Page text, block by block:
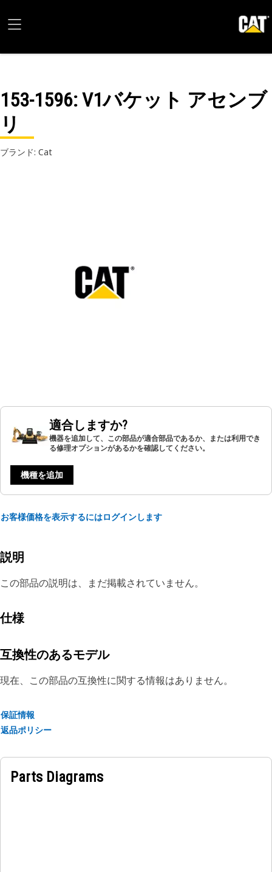
153-1596: V1バケット アセンブ
リ
ブランド: Cat
適合しますか?
機器を追加して、この部品が適合部品であるか、または利用でき
る修理オプションがあるかを確認してください。
機種を追加
お客様価格を表示するにはログインします
説明
この部品の説明は、まだ掲載されていません。
仕様
互換性のあるモデル
現在、この部品の互換性に関する情報はありません。
保証情報
返品ポリシー
Parts Diagrams